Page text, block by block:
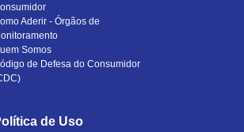
Aderir - Órgãos de
Somos
de Defesa do Consumidor
de Uso